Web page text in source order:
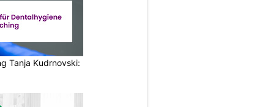
Tanja Kudrnovski: